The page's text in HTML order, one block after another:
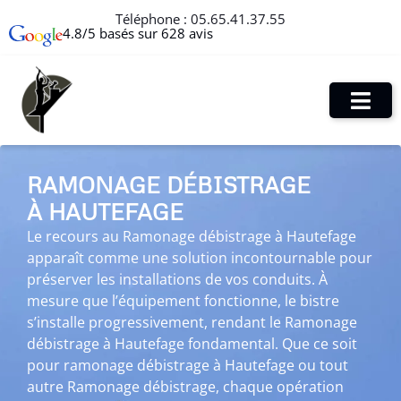
Téléphone : 05.65.41.37.55
4.8/5 basés sur 628 avis
RAMONAGE DÉBISTRAGE
À HAUTEFAGE
Le recours au Ramonage débistrage à Hautefage
apparaît comme une solution incontournable pour
préserver les installations de vos conduits. À
mesure que l’équipement fonctionne, le bistre
s’installe progressivement, rendant le Ramonage
débistrage à Hautefage fondamental. Que ce soit
pour ramonage débistrage à Hautefage ou tout
autre Ramonage débistrage, chaque opération